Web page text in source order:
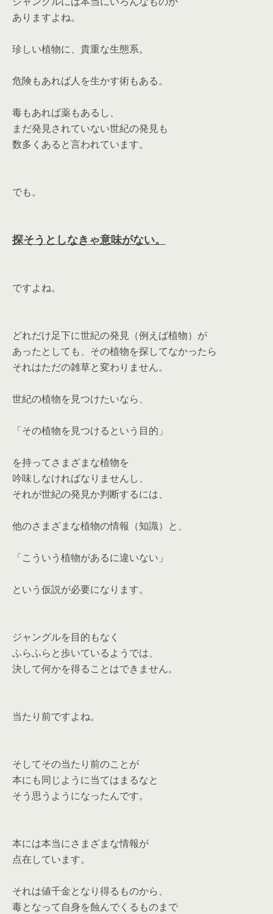
ありますよね。
珍しい植物に、貴重な生態系。
危険もあれば人を生かす術もある。
毒もあれば薬もあるし、
まだ発見されていない世紀の発見も
数多くあると言われています。
でも。
探そうとしなきゃ意味がない。
ですよね。
どれだけ足下に世紀の発見（例えば植物）が
あったとしても、その植物を探してなかったら
それはただの雑草と変わりません。
世紀の植物を見つけたいなら、
「その植物を見つけるという目的」
を持ってさまざまな植物を
吟味しなければなりませんし、
それが世紀の発見か判断するには、
他のさまざまな植物の情報（知識）と、
「こういう植物があるに違いない」
という仮説が必要になります。
ジャングルを目的もなく
ふらふらと歩いているようでは、
決して何かを得ることはできません。
当たり前ですよね。
そしてその当たり前のことが
本にも同じように当てはまるなと
そう思うようになったんです。
本には本当にさまざまな情報が
点在しています。
それは値千金となり得るものから、
毒となって自身を蝕んでくるものまで